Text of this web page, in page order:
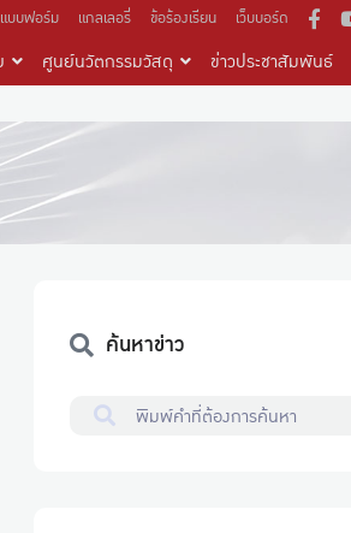
แบบฟอร์ม แกลเลอรี่ ข้อร้องเรียน เว็บบอร์ด
ศูนย์นวัตกรรมวัสดุ ข่าวประชาสัมพันธ์
ค้นหาข่าว